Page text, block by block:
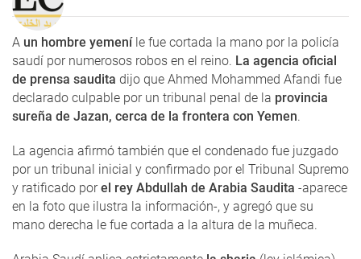
A un hombre yemeníle fue cortada la mano por la policía
saudí por numerosos robos en el reino. La agencia oficial
de prensa saudita dijo que Ahmed Mohammed Afandi fue
declarado culpable por un tribunal penal de la provincia
sureña de Jazan, cerca de la frontera con Yemen.
La agencia afirmó también que el condenado fue juzgado
por un tribunal inicial y confirmado por el Tribunal Supremo
y ratificado porel rey Abdullah de Arabia Saudita -aparece
en la foto que ilustra la información-, y agregó que su
mano derecha le fue cortada a la altura de la muñeca.